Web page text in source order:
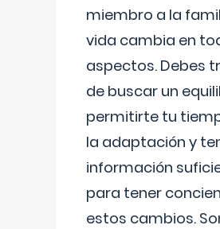
miembro a la
vida cambia en
aspectos. Debes
de buscar un
permitirte tu
la adaptación y
información
para tener
estos cambios.